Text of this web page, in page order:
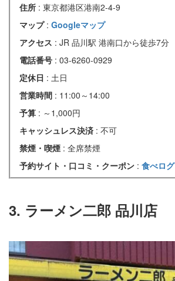
住所 : 東京都港区港南2-4-9
マップ : Googleマップ
アクセス : JR 品川駅 港南口から徒歩7分
電話番号 : 03-6260-0929
定休日 : 土日
営業時間 : 11:00～14:00
予算 : ～1,000円
キャッシュレス決済 : 不可
禁煙・喫煙 : 全席禁煙
予約サイト・口コミ・クーポン : 食べログ
3. ラーメン二郎 品川店